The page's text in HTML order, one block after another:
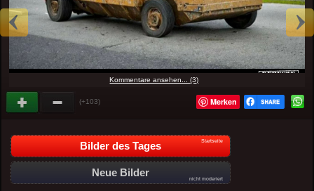
Kommentare ansehen... (3)
(+103) Merken
Bilder des Tages Startseite
Neue Bilder
nicht moderiert